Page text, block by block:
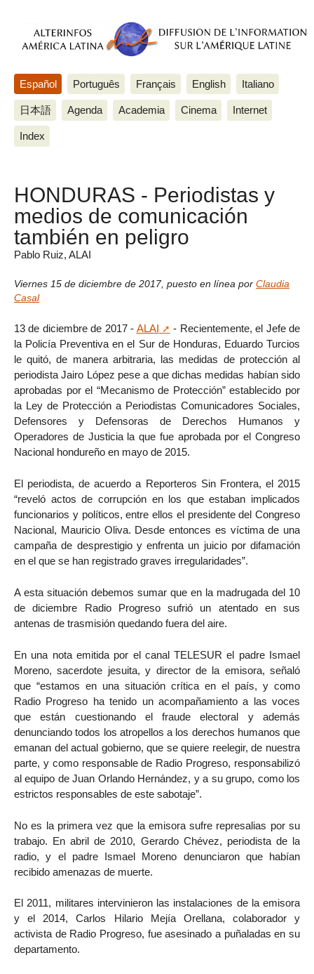
Español Português Français English Italiano
日本語 Agenda Academia Cinema Internet
Index
HONDURAS - Periodistas y
medios de comunicación
también en peligro
Pablo Ruiz, ALAI
Viernes 15 de diciembre de 2017, puesto en línea por Claudia
Casal
13 de diciembre de 2017 - ALAI
- Recientemente, el Jefe de
la Policía Preventiva en el Sur de Honduras, Eduardo Turcios
le quitó, de manera arbitraria, las medidas de protección al
periodista Jairo López pese a que dichas medidas habían sido
aprobadas por el “Mecanismo de Protección” establecido por
la Ley de Protección a Periodistas Comunicadores Sociales,
Defensores y Defensoras de Derechos Humanos y
Operadores de Justicia la que fue aprobada por el Congreso
Nacional hondureño en mayo de 2015.
El periodista, de acuerdo a Reporteros Sin Frontera, el 2015
“reveló actos de corrupción en los que estaban implicados
funcionarios y políticos, entre ellos el presidente del Congreso
Nacional, Mauricio Oliva. Desde entonces es víctima de una
campaña de desprestigio y enfrenta un juicio por difamación
en el que se han registrado graves irregularidades”.
A esta situación debemos sumar que en la madrugada del 10
de diciembre Radio Progreso sufrió un atentado en sus
antenas de trasmisión quedando fuera del aire.
En una nota emitida por el canal TELESUR el padre Ismael
Moreno, sacerdote jesuita, y director de la emisora, señaló
que “estamos en una situación crítica en el país, y como
Radio Progreso ha tenido un acompañamiento a las voces
que están cuestionando el fraude electoral y además
denunciando todos los atropellos a los derechos humanos que
emanan del actual gobierno, que se quiere reelegir, de nuestra
parte, y como responsable de Radio Progreso, responsabilizó
al equipo de Juan Orlando Hernández, y a su grupo, como los
estrictos responsables de este sabotaje”.
No es la primera vez que la emisora sufre represalias por su
trabajo. En abril de 2010, Gerardo Chévez, periodista de la
radio, y el padre Ismael Moreno denunciaron que habían
recibido amenazas de muerte.
El 2011, militares intervinieron las instalaciones de la emisora
y el 2014, Carlos Hilario Mejía Orellana, colaborador y
activista de Radio Progreso, fue asesinado a puñaladas en su
departamento.